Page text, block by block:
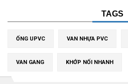
TAGS
ỐNG UPVC VAN NHỰA PVC
VAN GANG KHỚP NỐI NHANH